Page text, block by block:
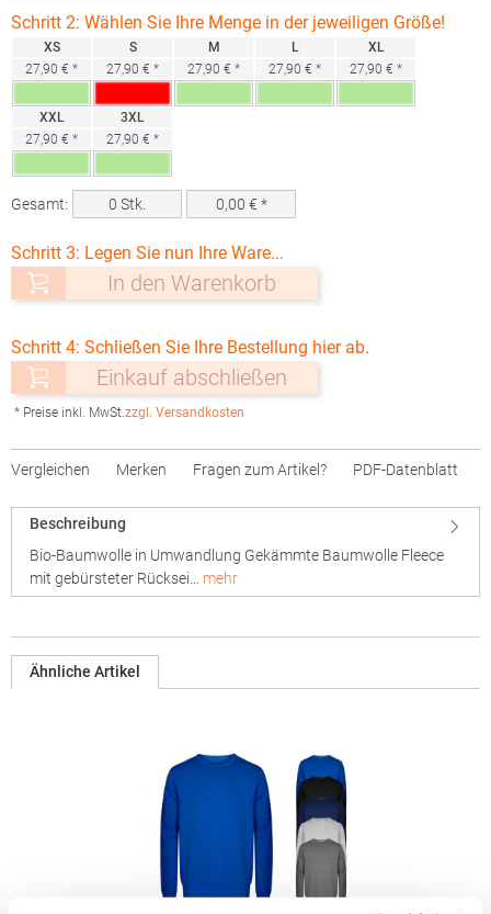
Schritt 2: Wählen Sie Ihre Menge in der jeweiligen Größe!
XS
27,90 € *
S
27,90 € *
M
27,90 € *
L
27,90 € *
XL
27,90 € *
XXL
27,90 € *
3XL
27,90 € *
Gesamt: 0 Stk. 0,00 € *
Schritt 3: Legen Sie nun Ihre Ware...
In den Warenkorb
Schritt 4: Schließen Sie Ihre Bestellung hier ab.
Einkauf abschließen
* Preise inkl. MwSt.zzgl. Versandkosten
Vergleichen Merken Fragen zum Artikel? PDF-Datenblatt
Beschreibung
Bio-Baumwolle in Umwandlung Gekämmte Baumwolle Fleece
mit gebürsteter Rücksei… mehr
Ähnliche Artikel